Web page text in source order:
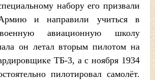
набору его призвали
и направили учиться в
авиационную школу
он летал вторым пилотом на
ТБ-3, а с ноября 1934
пилотировал самолёт.